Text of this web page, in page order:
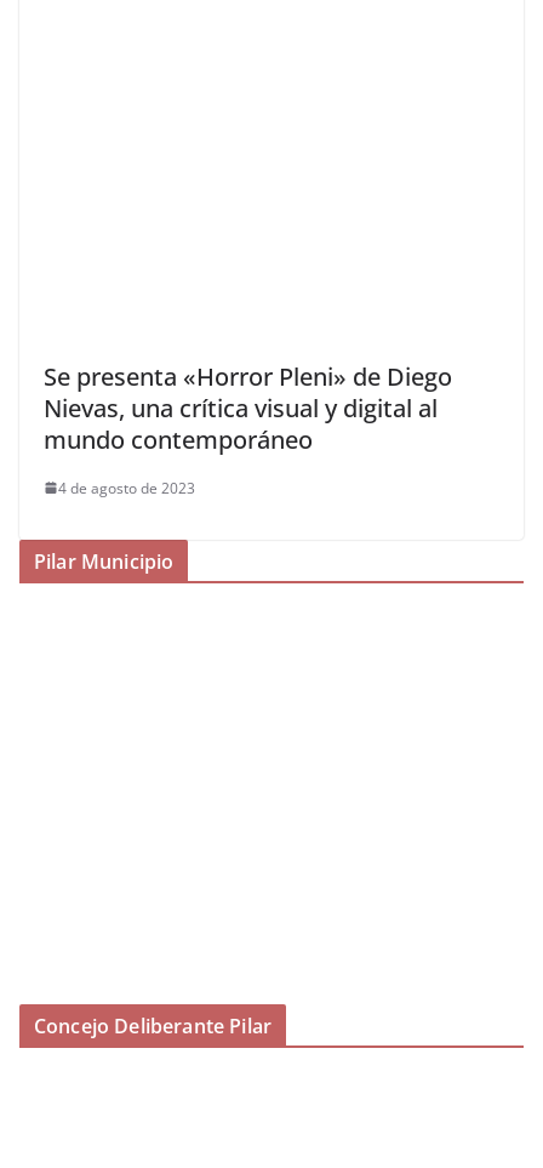
Se presenta «Horror Pleni» de Diego
Nievas, una crítica visual y digital al
mundo contemporáneo
4 de agosto de 2023
Pilar Municipio
Concejo Deliberante Pilar